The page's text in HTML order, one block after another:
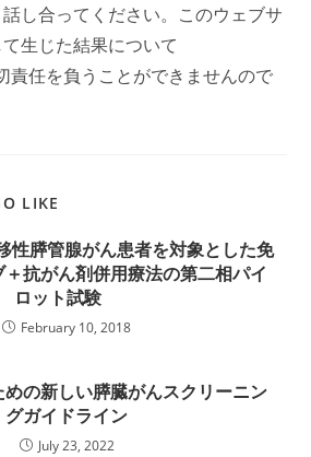
し合ってください。このウェブサ
生じた結果について
責任を負うことができませんので
LIKE
性膵管腺がん患者を対象とした免
抗がん剤併用療法の第二相パイ
ロット試験
February 10, 2018
の新しい膵臓がんスクリーニン
グガイドライン
July 23, 2022